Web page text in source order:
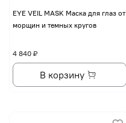
EYE VЕIL MASK Маска для глаз от
морщин и темных кругов
4 840 ₽
В корзину